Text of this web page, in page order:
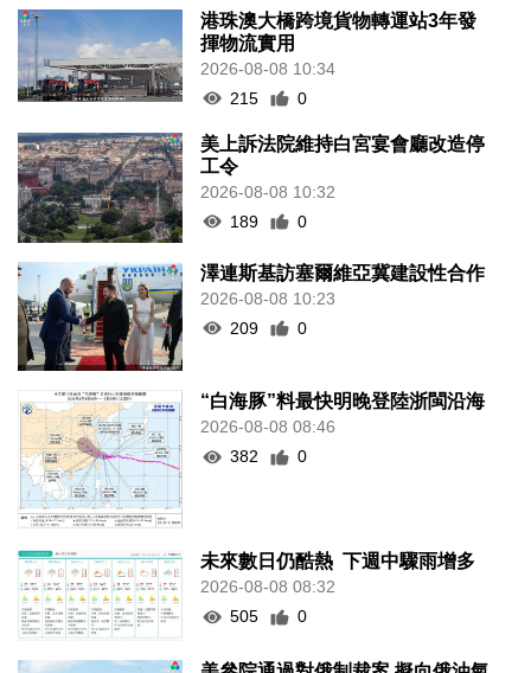
港珠澳大橋跨境貨物轉運站3年發
揮物流實用
2026-08-08 10:34
215
0
美上訴法院維持白宮宴會廳改造停
工令
2026-08-08 10:32
189
0
澤連斯基訪塞爾維亞冀建設性合作
2026-08-08 10:23
209
0
“白海豚”料最快明晚登陸浙閩沿海
2026-08-08 08:46
382
0
未來數日仍酷熱 下週中驟雨增多
2026-08-08 08:32
505
0